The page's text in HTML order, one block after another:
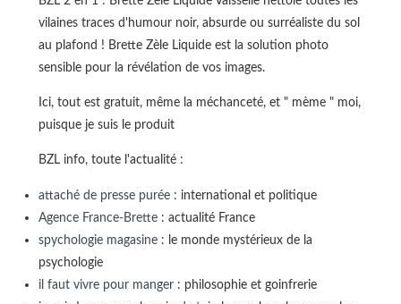
vilaines traces d'humour noir, absurde ou surréaliste du sol
au plafond ! Brette Zèle Liquide est la solution photo
sensible pour la révélation de vos images.
Ici, tout est gratuit, même la méchanceté, et " mème " moi,
puisque je suis le produit
BZL info, toute l'actualité :
attaché de presse purée: international et politique
Agence France-Brette: actualité France
spychologie magasine: le monde mystérieux de la
psychologie
il faut vivre pour manger: philosophie et goinfrerie